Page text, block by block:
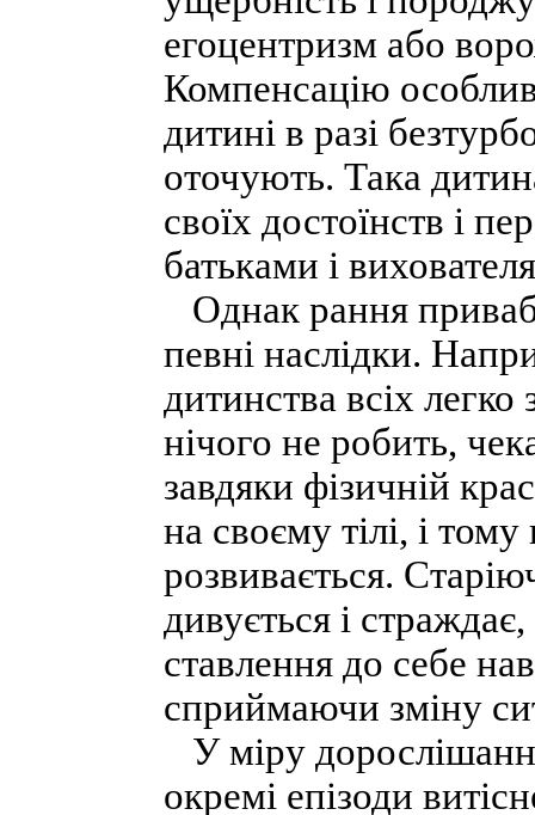
егоцентризм або
Компенсацію
дитині в разі
оточують. Така
своїх достоїнств і
батьками і
Однак рання
певні наслідки.
дитинства всіх
нічого не робить,
завдяки фізичній
на своєму тілі, і
розвивається.
дивується і
ставлення до себе
сприймаючи зміну
У міру
окремі епізоди